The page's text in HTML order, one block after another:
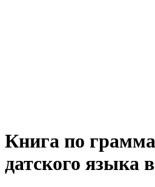
Книга по
датского языка